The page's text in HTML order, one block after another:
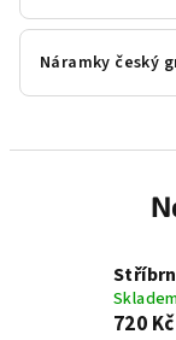
Náramky český
720 Kč